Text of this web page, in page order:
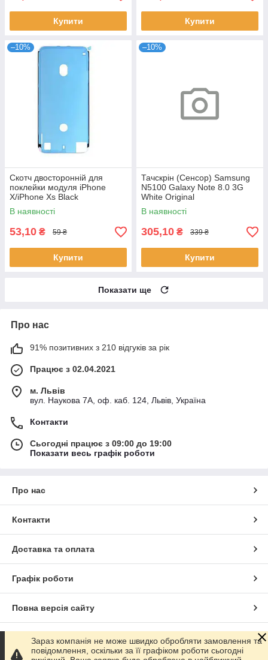
Купити Купити
–10%
Скотч двосторонній для
поклейки модуля iPhone
X/iPhone Xs Black
В наявності
53,10 ₴ 59 ₴
Купити
–10%
Тачскрін (Сенсор) Samsung
N5100 Galaxy Note 8.0 3G
White Original
В наявності
305,10 ₴ 339 ₴
Купити
Показати ще
Про нас
91% позитивних з 210 відгуків за рік
Працює з 02.04.2021
м. Львів
вул. Наукова 7А, оф. каб. 124, Львів, Україна
Контакти
Сьогодні працює з 09:00 до 19:00
Показати весь графік роботи
Про нас
Контакти
Доставка та оплата
Графік роботи
Повна версія сайту
Сайт створено на маркетплейсі Prom.ua
Зараз компанія не може швидко обробляти замовлення та
повідомлення, оскільки за її графіком роботи сьогодні